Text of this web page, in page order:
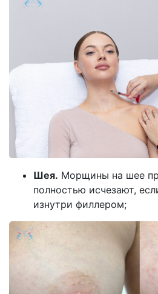
Шея. Морщины на шее
полностью исчезают,
изнутри филлером;